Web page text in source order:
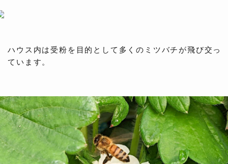
ハウス内は受粉を目的として多くのミツバチが飛び交っ
ています。